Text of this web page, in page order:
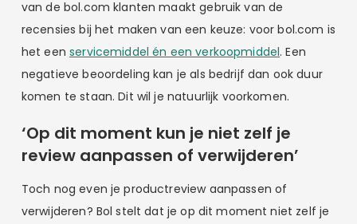
van de bol.com klanten maakt gebruik van de
recensies bij het maken van een keuze: voor bol.com is
het eenservicemiddel én een verkoopmiddel. Een
negatieve beoordeling kan je als bedrijf dan ook duur
komen te staan. Dit wil je natuurlijk voorkomen.
‘Op dit moment kun je niet zelf je
review aanpassen of verwijderen’
Toch nog even je productreview aanpassen of
verwijderen? Bol stelt dat je op dit moment niet zelf je